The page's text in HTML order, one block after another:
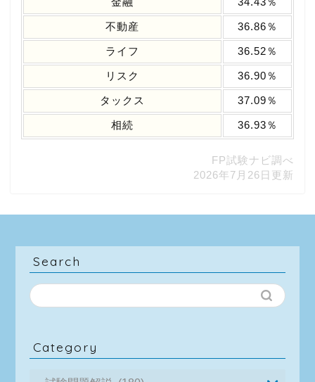
不動産 36.86％
ライフ 36.52％
リスク 36.90％
タックス 37.09％
相続 36.93％
FP試験ナビ調べ
2026年7月26日更新
Search
Category